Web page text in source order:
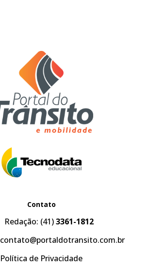
Contato
Redação: (41)3361-1812
contato@portaldotransito.com.br
Política de Privacidade